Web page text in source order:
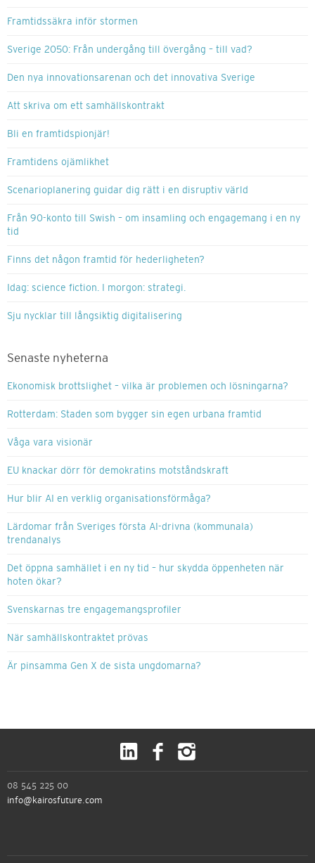
Framtidssäkra inför stormen
Sverige 2050: Från undergång till övergång – till vad?
Den nya innovationsarenan och det innovativa Sverige
Att skriva om ett samhällskontrakt
Bli en framtidspionjär!
Framtidens ojämlikhet
Scenarioplanering guidar dig rätt i en disruptiv värld
Från 90-konto till Swish – om insamling och engagemang i en ny
tid
Finns det någon framtid för hederligheten?
Idag: science fiction. I morgon: strategi.
Sju nycklar till långsiktig digitalisering
Senaste nyheterna
Ekonomisk brottslighet – vilka är problemen och lösningarna?
Rotterdam: Staden som bygger sin egen urbana framtid
Våga vara visionär
EU knackar dörr för demokratins motståndskraft
Hur blir AI en verklig organisationsförmåga?
Lärdomar från Sveriges första AI-drivna (kommunala)
trendanalys
Det öppna samhället i en ny tid – hur skydda öppenheten när
hoten ökar?
Svenskarnas tre engagemangsprofiler
När samhällskontraktet prövas
Är pinsamma Gen X de sista ungdomarna?
08 545 225 00
info@kairosfuture.com